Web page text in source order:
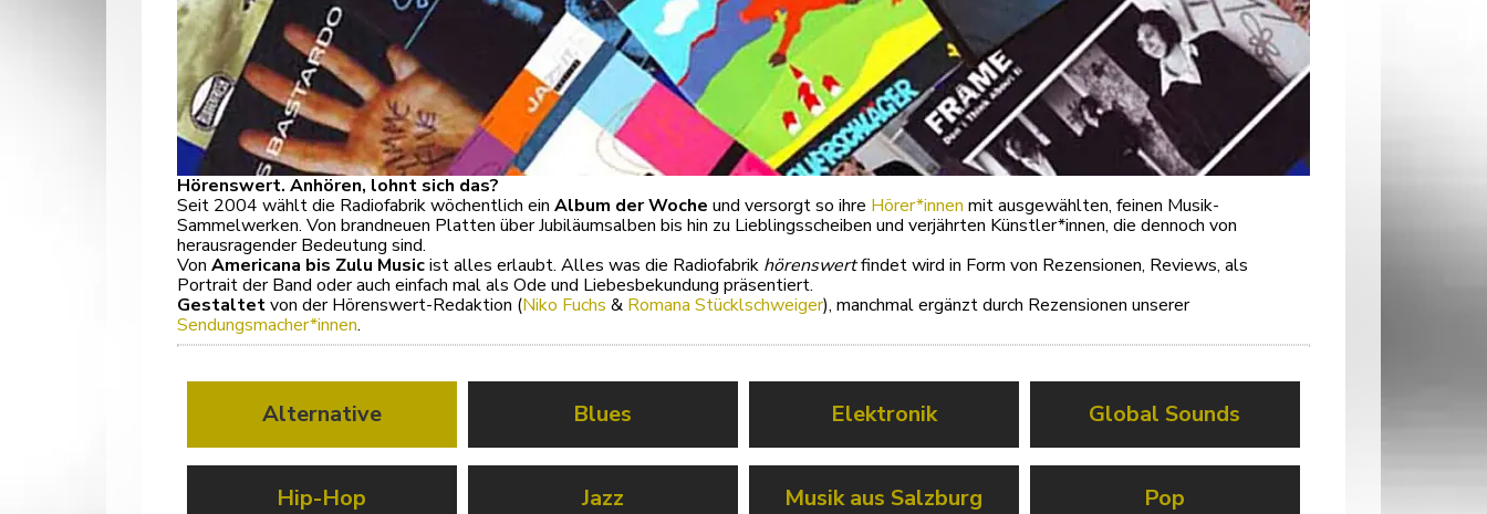
Hörenswert. Anhören, lohnt sich das?
Seit 2004 wählt die Radiofabrik wöchentlich ein Album der Woche und versorgt so ihre Hörer*innen mit ausgewählten, feinen Musik-
Sammelwerken. Von brandneuen Platten über Jubiläumsalben bis hin zu Lieblingsscheiben und verjährten Künstler*innen, die dennoch von
herausragender Bedeutung sind.
Von Americana bis Zulu Musicist alles erlaubt. Alles was die Radiofabrik hörenswertfindet wird in Form von Rezensionen, Reviews, als
Portrait der Band oder auch einfach mal als Ode und Liebesbekundung präsentiert.
Gestaltetvon der Hörenswert-Redaktion (Niko Fuchs & Romana Stücklschweiger), manchmal ergänzt durch Rezensionen unserer
Sendungsmacher*innen.
Alternative Blues Elektronik Global Sounds
Hip-Hop Jazz Musik aus Salzburg Pop